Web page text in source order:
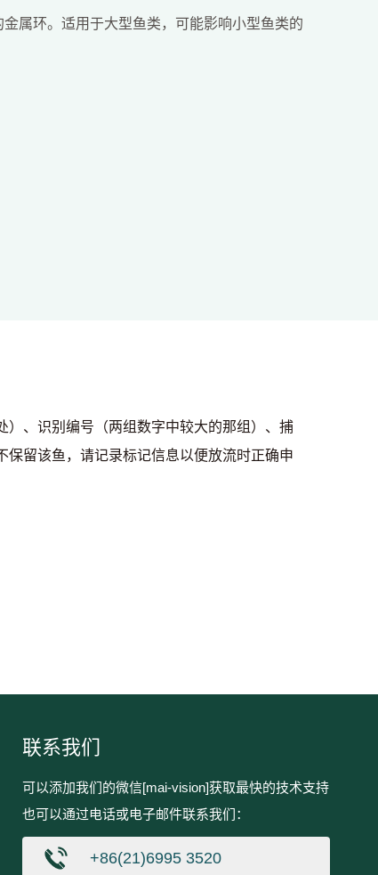
属环。适用于大型鱼类，可能影响小型鱼类的
、识别编号（两组数字中较大的那组）、捕
留该鱼，请记录标记信息以便放流时正确申
联系我们
可以添加我们的微信[mai-vision]获取最快的技术支持
也可以通过电话或电子邮件联系我们：
+86(21)6995 3520